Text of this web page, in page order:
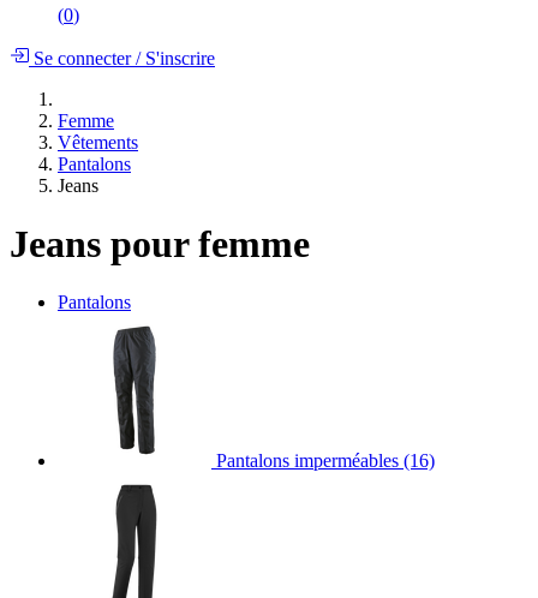
(0)
Se connecter/S'inscrire
Femme
Vêtements
Pantalons
Jeans
Jeans pour femme
Pantalons
Pantalons imperméables (16)